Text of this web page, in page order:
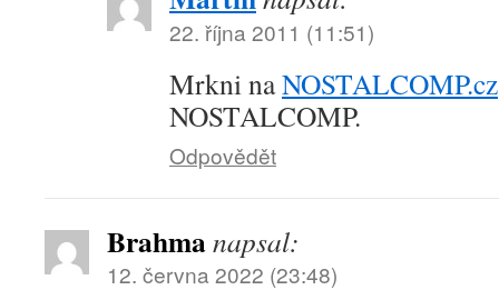
22. října 2011 (11:51)
Mrkni naNOSTALCOMP.cz
NOSTALCOMP.
Odpovědět
Brahmanapsal:
12. června 2022 (23:48)